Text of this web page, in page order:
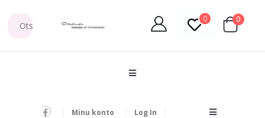
0 0
Minu konto Log In